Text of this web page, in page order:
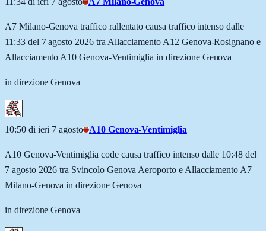
A7 Milano-Genova traffico rallentato causa traffico intenso dalle
11:33 del 7 agosto 2026 tra Allacciamento A12 Genova-Rosignano e
Allacciamento A10 Genova-Ventimiglia in direzione Genova
in direzione Genova
10:50 di ieri 7 agosto A10 Genova-Ventimiglia
A10 Genova-Ventimiglia code causa traffico intenso dalle 10:48 del
7 agosto 2026 tra Svincolo Genova Aeroporto e Allacciamento A7
Milano-Genova in direzione Genova
in direzione Genova